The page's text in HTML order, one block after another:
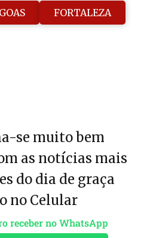
FORTALEZA
se muito bem
as notícias mais
do dia de graça
no Celular
receber no WhatsApp